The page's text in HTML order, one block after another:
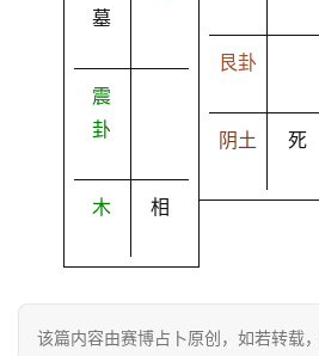
墓
震
卦
木 相
艮卦
阴土 死
该篇内容由赛博占卜原创，如若转载